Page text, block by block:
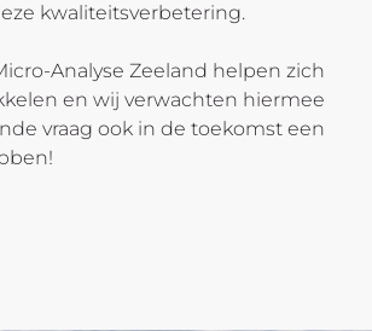
kwaliteitsverbetering.
Analyse Zeeland helpen zich
en wij verwachten hiermee
vraag ook in de toekomst een